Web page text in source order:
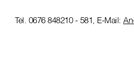
Tel. 0676 848210 - 581, E-Mail: